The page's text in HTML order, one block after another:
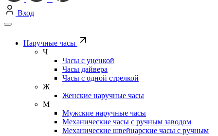
Вход
Наручные часы
Ч
Часы с уценкой
Часы дайвера
Часы с одной стрелкой
Ж
Женские наручные часы
М
Мужские наручные часы
Механические часы с ручным заводом
Механические швейцарские часы с ручным